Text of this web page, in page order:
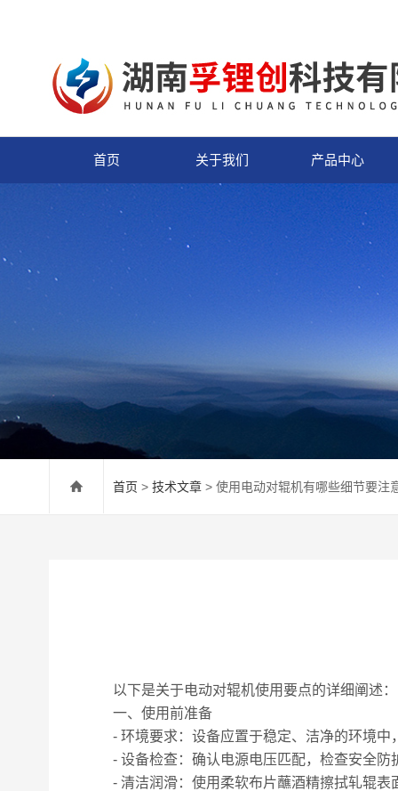
首页 关于我们 产品中心
首页 > 技术文章 > 使用电动对辊机有哪些细节要注
以下是关于电动对辊机使用要点的详细阐述：
一、使用前准备
- 环境要求：设备应置于稳定、洁净的环境中
- 设备检查：确认电源电压匹配，检查安全防
- 清洁润滑：使用柔软布片蘸酒精擦拭轧辊表